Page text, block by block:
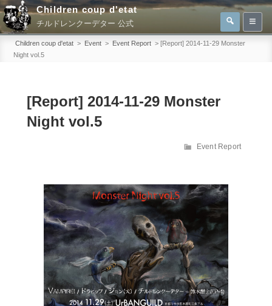
コ
ン
テ
Children coup d'etat
チルドレンクーデター 公式
索:
検
Children coup d'etat > Event > Event Report > [Report] 2014-11-29 Monster
Night vol.5
[Report] 2014-11-29 Monster
Night vol.5
カ
ー
Event Report